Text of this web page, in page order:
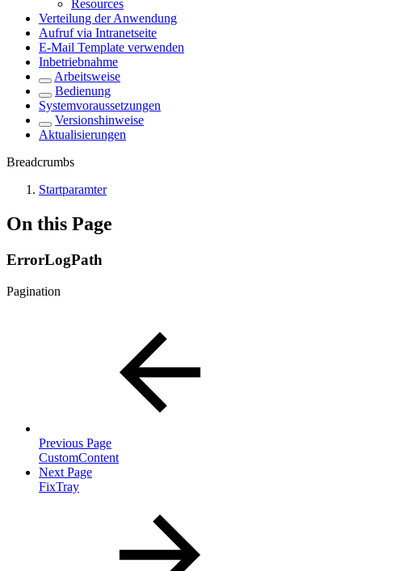
Resources
Verteilung der Anwendung
Aufruf via Intranetseite
E-Mail Template verwenden
Inbetriebnahme
Arbeitsweise
Bedienung
Systemvoraussetzungen
Versionshinweise
Aktualisierungen
Breadcrumbs
Startparamter
On this Page
ErrorLogPath
Pagination
Previous Page
CustomContent
Next Page
FixTray